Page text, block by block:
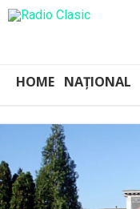
HOME NAȚIONAL